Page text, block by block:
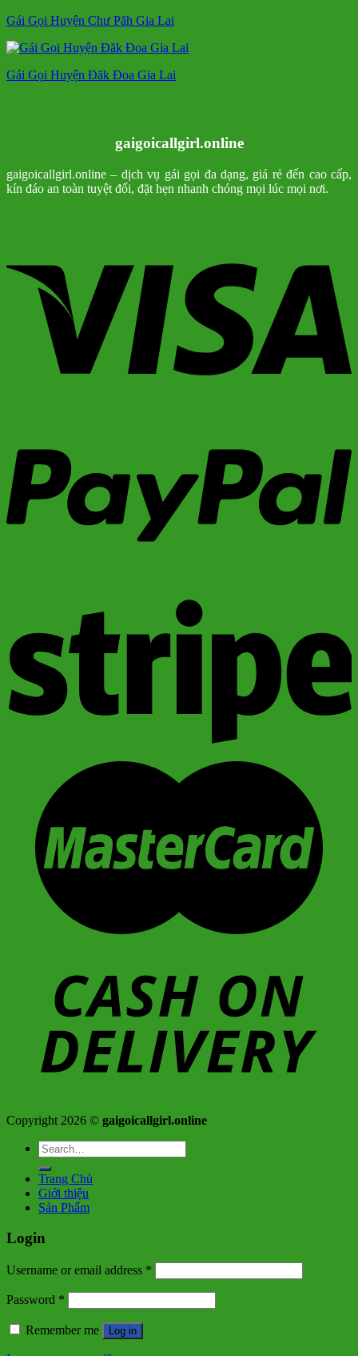
Gái Gọi Huyện Chư Păh Gia Lai
Gái Gọi Huyện Đăk Đoa Gia Lai
gaigoicallgirl.online
gaigoicallgirl.online – dịch vụ gái gọi đa dạng, giá rẻ đến cao cấp,
kín đáo an toàn tuyệt đối, đặt hẹn nhanh chóng mọi lúc mọi nơi.
Copyright 2026 © gaigoicallgirl.online
Search
for:
Trang Chủ
Giới thiệu
Sản Phẩm
Login
Username or email address *
Password *
Remember me Log in